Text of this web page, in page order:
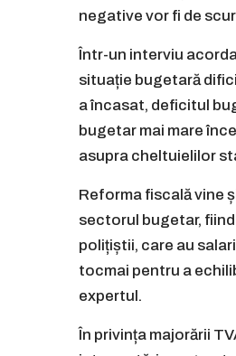
negative vor fi de
Într-un interviu
situație bugetară
a încasat, deficitul
bugetar mai mare
asupra cheltuielilor
Reforma fiscală vine
sectorul bugetar,
polițiștii, care au
tocmai pentru a
expertul.
În privința majorării